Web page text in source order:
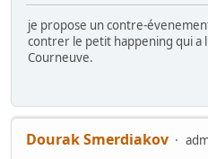
je propose un contre-
contrer le petit happening qui a
Courneuve.
Dourak Smerdiakov